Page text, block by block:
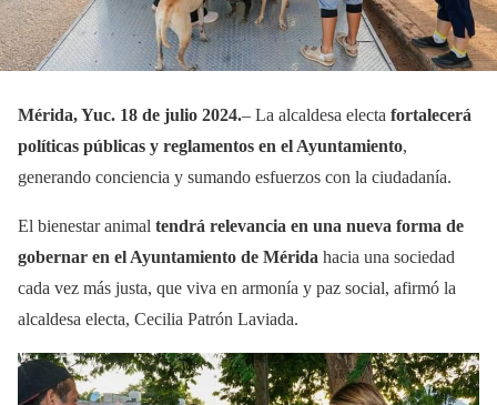
Mérida, Yuc. 18 de julio 2024.– La alcaldesa electa fortalecerá
políticas públicas y reglamentos en el Ayuntamiento,
generando conciencia y sumando esfuerzos con la ciudadanía.
El bienestar animal tendrá relevancia en una nueva forma de
gobernar en el Ayuntamiento de Mérida hacia una sociedad
cada vez más justa, que viva en armonía y paz social, afirmó la
alcaldesa electa, Cecilia Patrón Laviada.